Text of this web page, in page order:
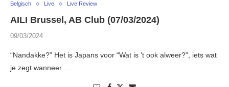
Belgisch Live Live Review
AILI Brussel, AB Club (07/03/2024)
09/03/2024
“Nandakke?” Het is Japans voor “Wat is ’t ook alweer?”, iets wat
je zegt wanneer …